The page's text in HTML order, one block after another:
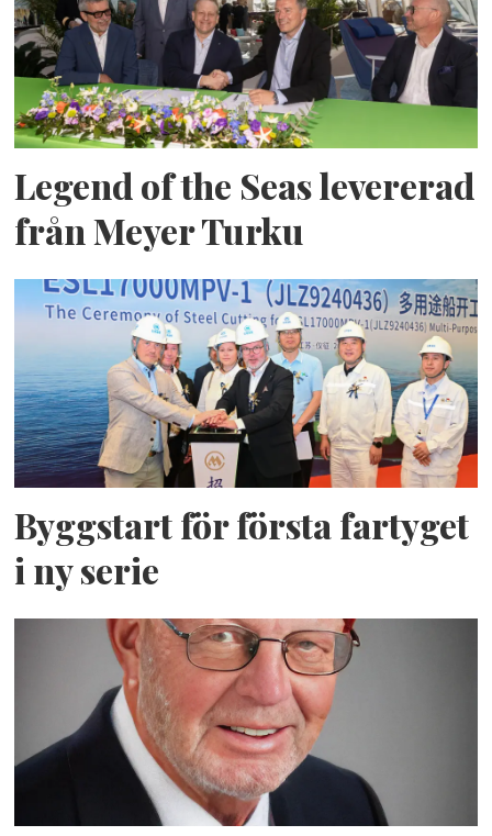
Legend of the Seas levererad
från Meyer Turku
Byggstart för första fartyget
i ny serie